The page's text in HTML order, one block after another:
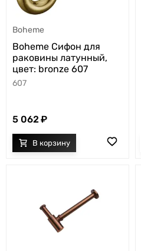
Boheme
Boheme Сифон для
раковины латунный,
цвет: bronze 607
607
5 062